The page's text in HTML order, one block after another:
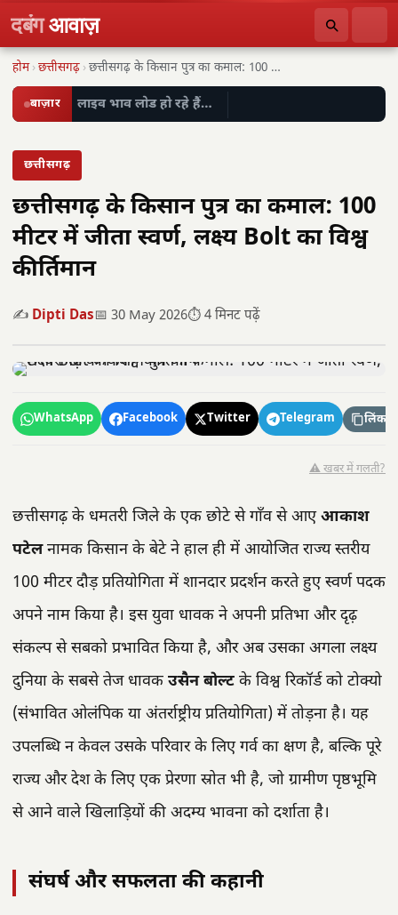
दबंगआवाज़
होम ›छत्तीसगढ़ › छत्तीसगढ़ के किसान पुत्र का कमाल: 100 मीटर…
बाज़ार लाइव भाव लोड हो रहे हैं…
छत्तीसगढ़
छत्तीसगढ़ के किसान पुत्र का कमाल: 100
मीटर में जीता स्वर्ण, लक्ष्य Bolt का विश्व
कीर्तिमान
✍️ Dipti Das📅 30 May 2026⏱️ 4 मिनट पढ़ें
WhatsApp Facebook Twitter Telegram लिंक
⚠️ खबर में गलती?
छत्तीसगढ़ के धमतरी जिले के एक छोटे से गाँव से आएआकाश
पटेलनामक किसान के बेटे ने हाल ही में आयोजित राज्य स्तरीय
100 मीटर दौड़ प्रतियोगिता में शानदार प्रदर्शन करते हुए स्वर्ण पदक
अपने नाम किया है। इस युवा धावक ने अपनी प्रतिभा और दृढ़
संकल्प से सबको प्रभावित किया है, और अब उसका अगला लक्ष्य
दुनिया के सबसे तेज धावक उसैन बोल्ट के विश्व रिकॉर्ड को टोक्यो
(संभावित ओलंपिक या अंतर्राष्ट्रीय प्रतियोगिता) में तोड़ना है। यह
उपलब्धि न केवल उसके परिवार के लिए गर्व का क्षण है, बल्कि पूरे
राज्य और देश के लिए एक प्रेरणा स्रोत भी है, जो ग्रामीण पृष्ठभूमि
से आने वाले खिलाड़ियों की अदम्य भावना को दर्शाता है।
संघर्ष और सफलता की कहानी